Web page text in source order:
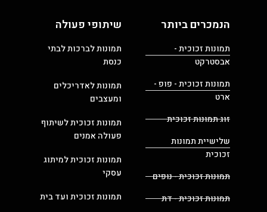
הנמכרים ביותר
תמונות זכוכית -
אבסטרקט
תמונות זכוכית - פופ -
ארט
זוג תמונות זכוכית
שלישיית תמונות
זכוכית
תמונות זכוכית - נופים
תמונות זכוכית - דת
שיתופי פעולה
תמונות לברכות לבתי
כנסת
תמונות לאדריכלים
ומעצבים
תמונות זכוכית לשיתוף
פעולה אמנים
תמונות זכוכית למיתוג
עסקי
תמונות זכוכית ועד בית